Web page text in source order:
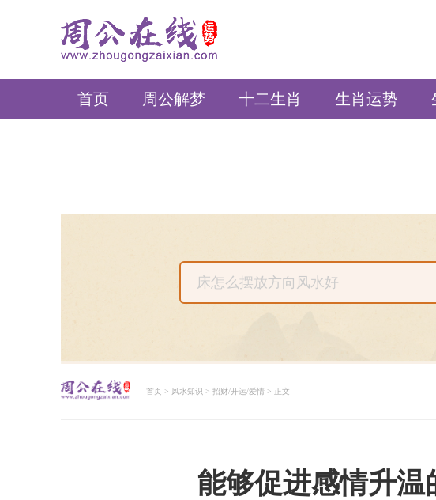
周公在线
首页 周公解梦 十二生肖 生肖运势
首页 > 风水知识 > 招财/开运/爱情 > 正文
能够促进感情升温